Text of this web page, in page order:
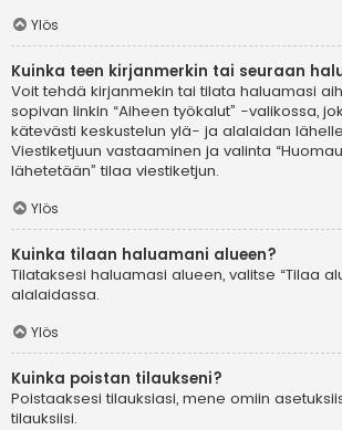
Ylös
Kuinka teen kirjanmerkin tai seuraan
Voit tehdä kirjanmekin tai tilata haluamasi
sopivan linkin “Aiheen työkalut” -valikossa,
kätevästi keskustelun ylä- ja alalaidan
Viestiketjuun vastaaminen ja valinta
lähetetään” tilaa viestiketjun.
Ylös
Kuinka tilaan haluamani alueen?
Tilataksesi haluamasi alueen, valitse “Tilaa
alalaidassa.
Ylös
Kuinka poistan tilaukseni?
Poistaaksesi tilauksiasi, mene omiin
tilauksiisi.